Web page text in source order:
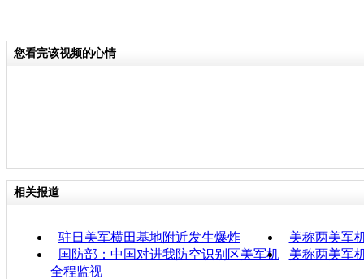
您看完该视频的心情
相关报道
驻日美军横田基地附近发生爆炸
美称两美军
国防部：中国对进我防空识别区美军机
全程监视
美称两美军